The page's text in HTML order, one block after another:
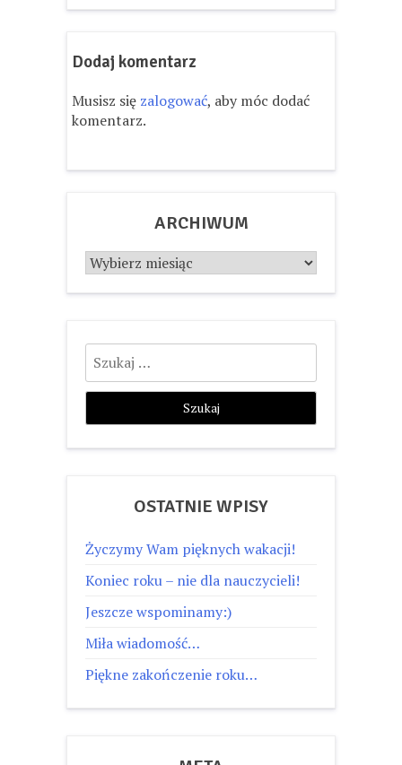
Dodaj komentarz
Musisz się zalogować, aby móc dodać
komentarz.
ARCHIWUM
Archiwum
Szukaj:
OSTATNIE WPISY
Życzymy Wam pięknych wakacji!
Koniec roku – nie dla nauczycieli!
Jeszcze wspominamy:)
Miła wiadomość…
Piękne zakończenie roku…